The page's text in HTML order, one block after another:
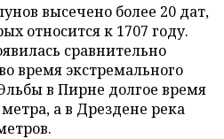
высечено более 20 дат,
относится к 1707 году.
сравнительно
время экстремального
в Пирне долгое время
а в Дрездене река